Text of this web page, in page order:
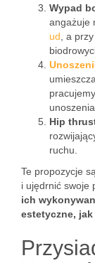
Wypad
angażuje
ud , a
Hip
ruchu.
Te propozycje
i ujędrnić swoje
ich
estetyczne, jak